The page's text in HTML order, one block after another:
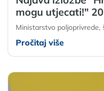
mogu utjecati!"
Ministarstvo
Pročitaj više